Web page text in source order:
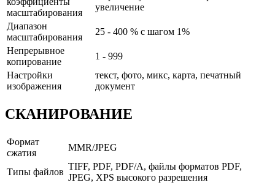
масштабирования
увеличение
Диапазон
масштабирования
25 - 400 % с шагом 1%
Непрерывное
копирование
1 - 999
Настройки
изображения
текст, фото, микс, карта, печатный
документ
СКАНИРОВАНИЕ
Формат
сжатия
MMR/JPEG
Типы файлов
TIFF, PDF, PDF/A, файлы форматов PDF,
JPEG, XPS высокого разрешения